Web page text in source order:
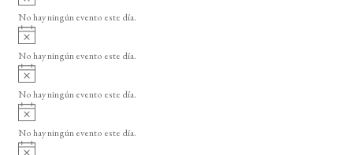
o
v
i
o
No hay ningún evento este día.
A
v
i
o
No hay ningún evento este día.
A
v
i
o
No hay ningún evento este día.
A
v
i
No hay ningún evento este día.
A